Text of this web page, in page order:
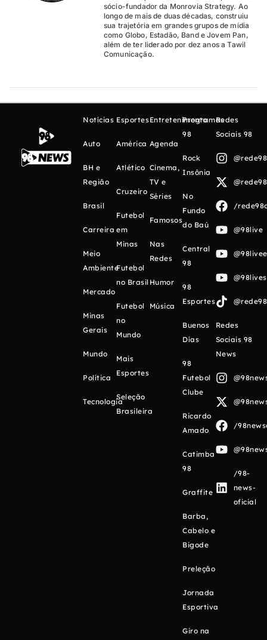
sócio-fundador da Monrovia Strategy. Ao
longo de mais de duas décadas, construiu
sua trajetória em grandes grupos de mídia
como Globo, Estadão, Band e Jovem Pan,
além de ter liderado por dez anos a Tawil
Comunicação.
Notícias
Auto
BH e
Região
Brasil
Carreira
Meio
Ambiente
Mercado
Minas
Gerais
Mundo
Política
Tecnologia
Esportes
América
Atlético
Cruzeiro
Futebol
em
Minas
Futebol
no Brasil
Futebol
no
Mundo
Mais
Esportes
Seleção
Brasileira
Entretenimento
Agenda
Cinema,
TV e
Séries
Famosos
Nas
Redes
Humor
Música
Programas
98
Rock
Insônia
No
Fundo
do Baú
Central
98
98
Esportes
Buenos
Días
98
Futebol
Clube
Ricardo
Amado
Catimba
98
Graffite
Barba,
Cabelo e
Bigode
Preleção
Jornada
Esportiva
Giro na
Redes
Sociais 98
/
@98live
Redes
Sociais 98
News
/
/98-
news-
oficial